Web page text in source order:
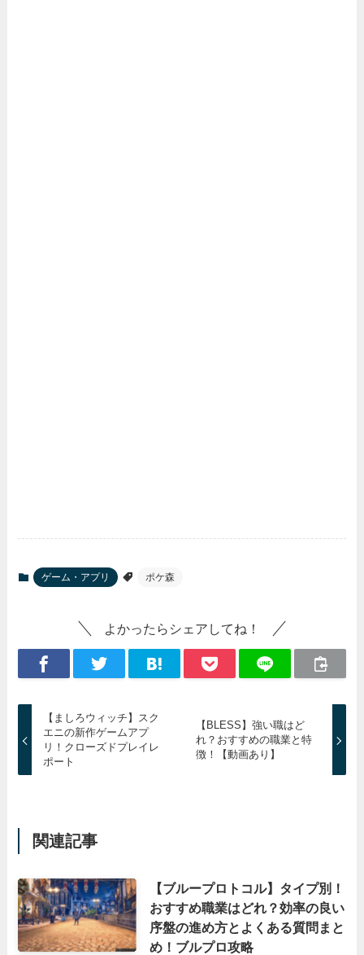
ゲーム・アプリ ポケ森
よかったらシェアしてね！
【ましろウィッチ】スク
エニの新作ゲームアプ
リ！クローズドプレイレ
ポート
【BLESS】強い職はど
れ？おすすめの職業と特
徴！【動画あり】
関連記事
【ブループロトコル】タイプ別！
おすすめ職業はどれ？効率の良い
序盤の進め方とよくある質問まと
め！ブルプロ攻略